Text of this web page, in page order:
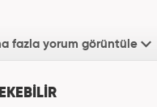
fazla yorum görüntüle